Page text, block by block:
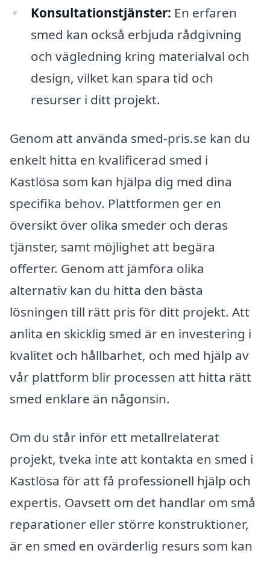
Konsultationstjänster: En erfaren
smed kan också erbjuda rådgivning
och vägledning kring materialval och
design, vilket kan spara tid och
resurser i ditt projekt.
Genom att använda smed-pris.se kan du
enkelt hitta en kvalificerad smed i
Kastlösa som kan hjälpa dig med dina
specifika behov. Plattformen ger en
översikt över olika smeder och deras
tjänster, samt möjlighet att begära
offerter. Genom att jämföra olika
alternativ kan du hitta den bästa
lösningen till rätt pris för ditt projekt. Att
anlita en skicklig smed är en investering i
kvalitet och hållbarhet, och med hjälp av
vår plattform blir processen att hitta rätt
smed enklare än någonsin.
Om du står inför ett metallrelaterat
projekt, tveka inte att kontakta en smed i
Kastlösa för att få professionell hjälp och
expertis. Oavsett om det handlar om små
reparationer eller större konstruktioner,
är en smed en ovärderlig resurs som kan